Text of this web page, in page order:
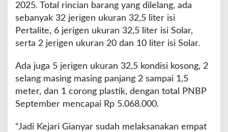
2025. Total rincian barang yang dilelang, ada
sebanyak 32 jerigen ukuran 32,5 liter isi
Pertalite, 6 jerigen ukuran 32,5 liter isi Solar,
serta 2 jerigen ukuran 20 dan 10 liter isi Solar.
Ada juga 5 jerigen ukuran 32,5 kondisi kosong, 2
selang masing masing panjang 2 sampai 1,5
meter, dan 1 corong plastik, dengan total PNBP
September mencapai Rp 5.068.000.
“Jadi Kejari Gianyar sudah melaksanakan empat